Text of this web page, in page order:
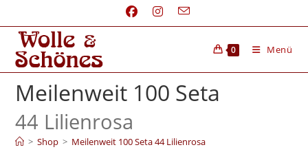
0 Menü
Meilenweit 100 Seta
44 Lilienrosa
> Shop > Meilenweit 100 Seta 44 Lilienrosa